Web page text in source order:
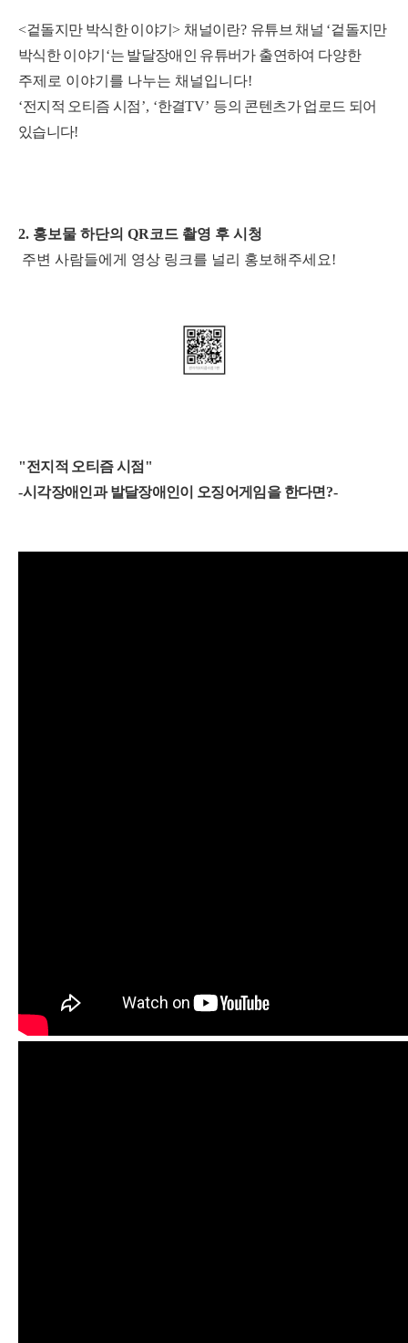
<겉돌지만 박식한 이야기> 채널이란? 유튜브 채널 ‘겉돌지만
박식한 이야기 ‘는 발달장애인 유튜버가 출연하여 다양한
주제로 이야기를 나누는 채널입니다!
‘전지적 오티즘 시점’, ‘한결TV’ 등의 콘텐츠가 업로드 되어
있습니다!
2. 홍보물 하단의 QR코드 촬영 후 시청
주변 사람들에게 영상 링크를 널리 홍보해주세요!
"전지적 오티즘 시점 "
-시각장애인과 발달장애인이 오징어게임을 한다면 ?-